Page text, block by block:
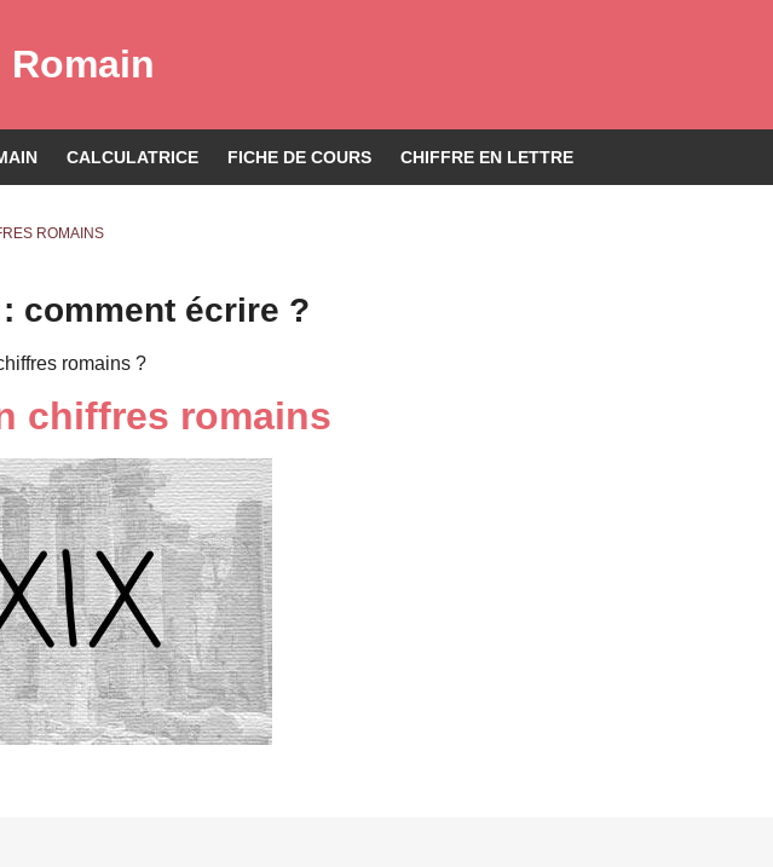
CALCULATRICE FICHE DE COURS CHIFFRE EN LETTRE
ROMAINS
comment écrire ?
romains ?
chiffres romains